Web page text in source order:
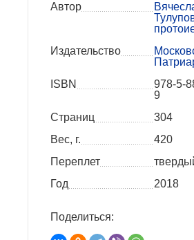
Автор
Издательство
ISBN
978-5-
9
Страниц
304
Вес, г.
420
Переплет
Год
2018
Поделиться: